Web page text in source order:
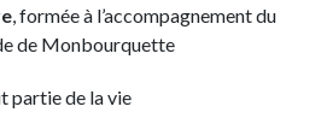
, formée à l’accompagnement du
de Monbourquette
partie de la vie